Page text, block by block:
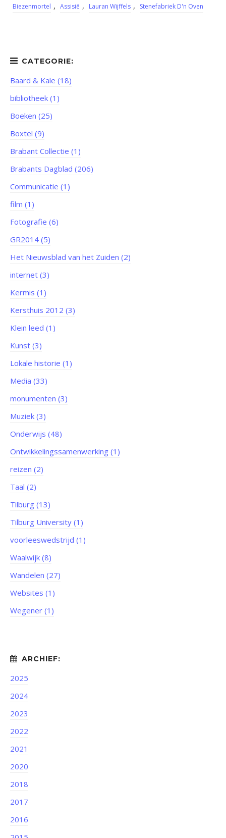
Biezenmortel , Assisië , Lauran Wijffels , Stenefabriek D'n Oven
Baard & Kale (18)
bibliotheek (1)
Boeken (25)
Boxtel (9)
Brabant Collectie (1)
Brabants Dagblad (206)
Communicatie (1)
film (1)
Fotografie (6)
GR2014 (5)
Het Nieuwsblad van het Zuiden (2)
internet (3)
Kermis (1)
Kersthuis 2012 (3)
Klein leed (1)
Kunst (3)
Lokale historie (1)
Media (33)
monumenten (3)
Muziek (3)
Onderwijs (48)
Ontwikkelingssamenwerking (1)
reizen (2)
Taal (2)
Tilburg (13)
Tilburg University (1)
voorleeswedstrijd (1)
Waalwijk (8)
Wandelen (27)
Websites (1)
Wegener (1)
2025
2024
2023
2022
2021
2020
2018
2017
2016